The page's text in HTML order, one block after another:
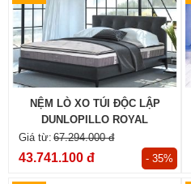
NỆM LÒ XO TÚI ĐỘC LẬP
DUNLOPILLO ROYAL
KENSINGTON
67.294.000 đ
43.741.100 đ - 35%